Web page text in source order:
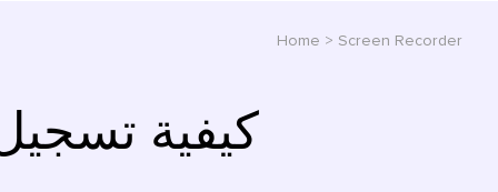
Home > Screen Recorder